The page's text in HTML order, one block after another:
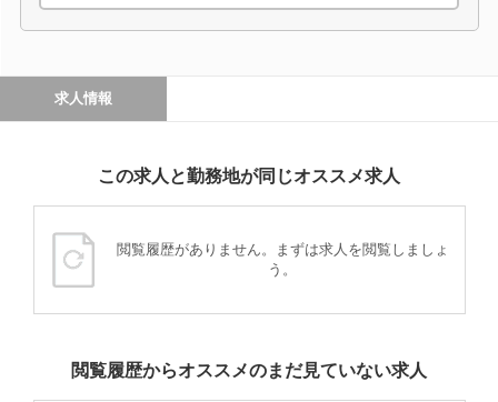
求人情報
この求人と勤務地が同じオススメ求人
閲覧履歴がありません。まずは求人を閲覧しましょ
う。
閲覧履歴からオススメのまだ見ていない求人